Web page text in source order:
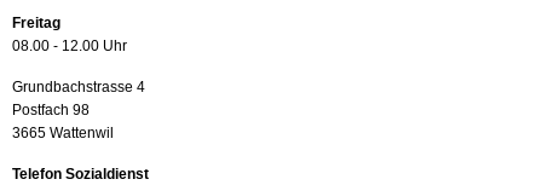
Freitag
08.00 - 12.00 Uhr
Grundbachstrasse 4
Postfach 98
3665 Wattenwil
Telefon Sozialdienst